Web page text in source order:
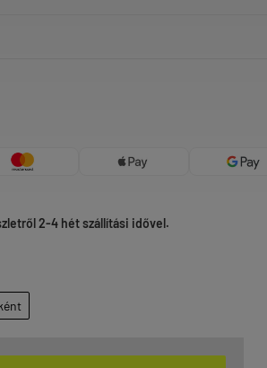
2-4 hét szállítási idővel.